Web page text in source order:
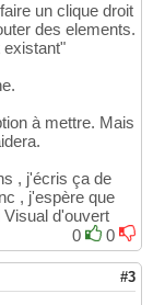
un clique droit
des elements.
existant"
à mettre. Mais
, j'écris ça de
, j'espère que
d'ouvert
0
0
#3